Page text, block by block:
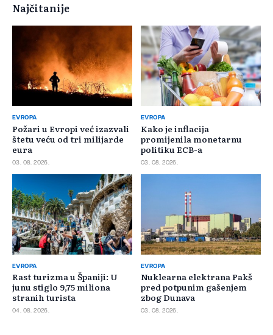
Najčitanije
EVROPA
Požari u Evropi već izazvali
štetu veću od tri milijarde
eura
03. 08. 2026.
EVROPA
Kako je inflacija
promijenila monetarnu
politiku ECB-a
03. 08. 2026.
EVROPA
Rast turizma u Španiji: U
junu stiglo 9,75 miliona
stranih turista
04. 08. 2026.
EVROPA
Nuklearna elektrana Pakš
pred potpunim gašenjem
zbog Dunava
03. 08. 2026.